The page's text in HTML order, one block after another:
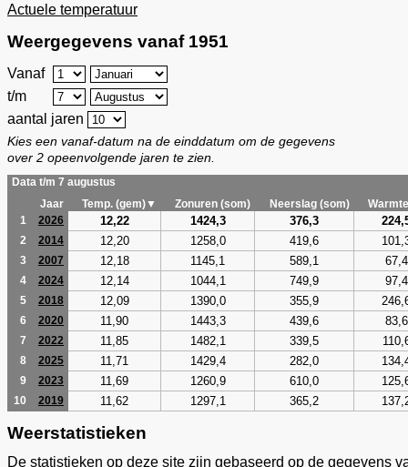
Actuele temperatuur
Weergegevens vanaf 1951
Vanaf
t/m
aantal jaren
Kies een vanaf-datum na de einddatum om de gegevens
over 2 opeenvolgende jaren te zien.
Data t/m 7 augustus
Jaar
Temp. (gem)▼ Zonuren (som) Neerslag (som)
1
2026 12,22 1424,3 376,3
2 2014 12,20 1258,0 419,6
3 2007 12,18 1145,1 589,1 67,4
4 2024 12,14 1044,1 749,9 97,4
5 2018 12,09 1390,0 355,9
6 2020 11,90 1443,3 439,6 83,6
7 2022 11,85 1482,1 339,5
8 2025 11,71 1429,4 282,0
9 2023 11,69 1260,9 610,0
10 2019 11,62 1297,1 365,2
Weerstatistieken
De statistieken op deze site zijn gebaseerd op de gegevens